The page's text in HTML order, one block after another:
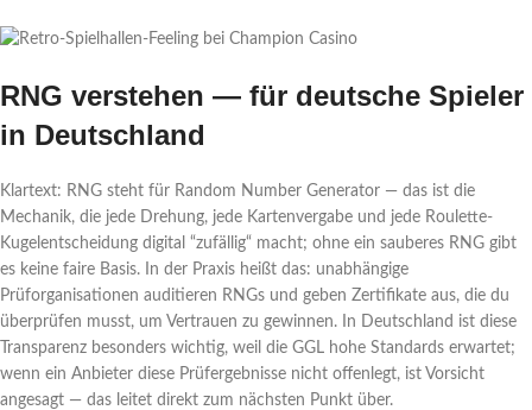
RNG verstehen — für deutsche Spieler
in Deutschland
Klartext: RNG steht für Random Number Generator — das ist die
Mechanik, die jede Drehung, jede Kartenvergabe und jede Roulette-
Kugelentscheidung digital “zufällig“ macht; ohne ein sauberes RNG gibt
es keine faire Basis. In der Praxis heißt das: unabhängige
Prüforganisationen auditieren RNGs und geben Zertifikate aus, die du
überprüfen musst, um Vertrauen zu gewinnen. In Deutschland ist diese
Transparenz besonders wichtig, weil die GGL hohe Standards erwartet;
wenn ein Anbieter diese Prüfergebnisse nicht offenlegt, ist Vorsicht
angesagt — das leitet direkt zum nächsten Punkt über.